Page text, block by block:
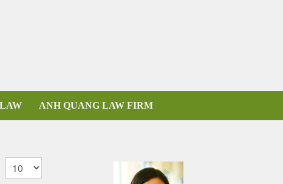
ANH QUANG LAW FIRM
Display #